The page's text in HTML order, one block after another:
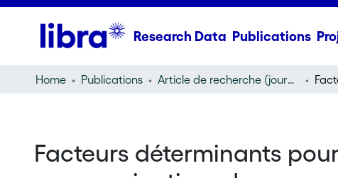
Research Data Publications
Home Publications Article de recherche (journal article)
Facteurs déterminants